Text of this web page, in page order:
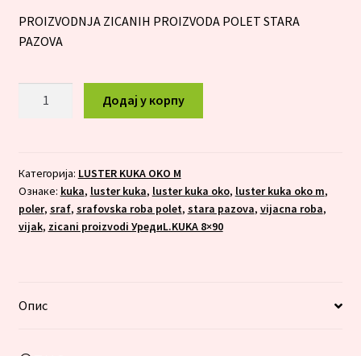
PROIZVODNJA ZICANIH PROIZVODA POLET STARA
PAZOVA
6x60
количина
Додај у корпу
Категорија: LUSTER KUKA OKO M
Ознаке: kuka, luster kuka, luster kuka oko, luster kuka oko m,
poler, sraf, srafovska roba polet, stara pazova, vijacna roba,
vijak, zicani proizvodi УредиL.KUKA 8×90
Опис